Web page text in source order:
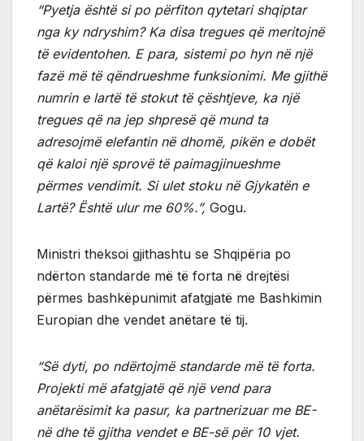
“Pyetja është si po përfiton qytetari shqiptar
nga ky ndryshim? Ka disa tregues që meritojnë
të evidentohen. E para, sistemi po hyn në një
fazë më të qëndrueshme funksionimi. Me gjithë
numrin e lartë të stokut të çështjeve, ka një
tregues që na jep shpresë që mund ta
adresojmë elefantin në dhomë, pikën e dobët
që kaloi një sprovë të paimagjinueshme
përmes vendimit. Si ulet stoku në Gjykatën e
Lartë? Është ulur me 60%.”, Gogu.
Ministri theksoi gjithashtu se Shqipëria po
ndërton standarde më të forta në drejtësi
përmes bashkëpunimit afatgjatë me Bashkimin
Europian dhe vendet anëtare të tij.
“Së dyti, po ndërtojmë standarde më të forta.
Projekti më afatgjatë që një vend para
anëtarësimit ka pasur, ka partnerizuar me BE-
në dhe të gjitha vendet e BE-së për 10 vjet.